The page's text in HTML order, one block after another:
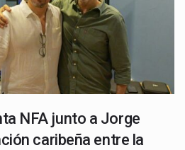
NFA junto a Jorge
caribeña entre la